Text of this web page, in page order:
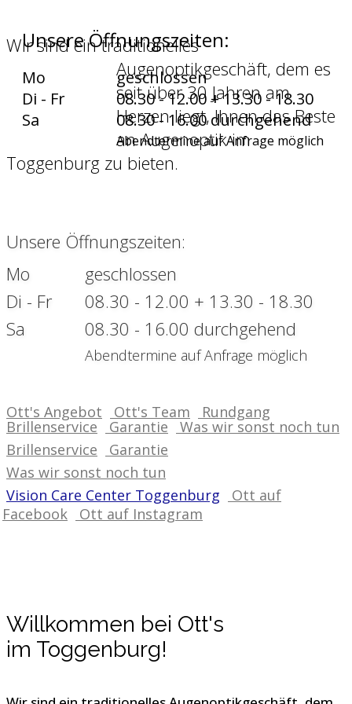
Unsere Öffnungszeiten:
Mo
geschlossen
Di - Fr
08.30 - 12.00 + 13.30 - 18.30
Sa
08.30 - 16.00 durchgehend
Abendtermine auf Anfrage möglich
Wir sind ein traditionelles
Augenoptikgeschäft, dem es
seit über 30 Jahren am
Herzen liegt, Ihnen das Beste
an Augenoptik im
Toggenburg zu bieten.
Unsere Öffnungszeiten:
Mo
geschlossen
Di - Fr
08.30 - 12.00 + 13.30 - 18.30
Sa
08.30 - 16.00 durchgehend
Abendtermine auf Anfrage möglich
Ott's Angebot Ott's Team Rundgang
Brillenservice Garantie
Was wir sonst noch tun
Brillenservice
Garantie
Was wir sonst noch tun
Vision Care Center Toggenburg
Ott auf
Facebook
Ott auf Instagram
Willkommen bei Ott's
im Toggenburg!